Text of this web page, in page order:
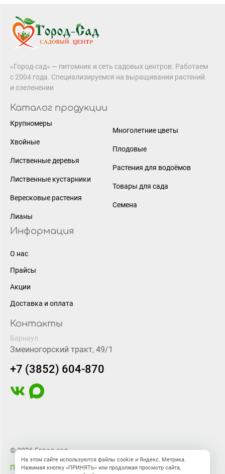
«Город-сад» — питомник и сеть садовых центров. Работаем
с 2004 года. Специализируемся на выращивании растений
и озеленении
Каталог продукции
Крупномеры
Хвойные
Лиственные деревья
Лиственные кустарники
Вересковые растения
Лианы
Многолетние цветы
Плодовые
Растения для водоёмов
Товары для сада
Семена
Информация
О нас
Прайсы
Акции
Доставка и оплата
Контакты
Барнаул
Змеиногорский тракт, 49/1
+7 (3852) 604-870
© 2026 Город-сад
Правовая информация
На этом сайте используются файлы cookie и Яндекс. Метрика.
Нажимая кнопку «ПРИНЯТЬ» или продолжая просмотр сайта,